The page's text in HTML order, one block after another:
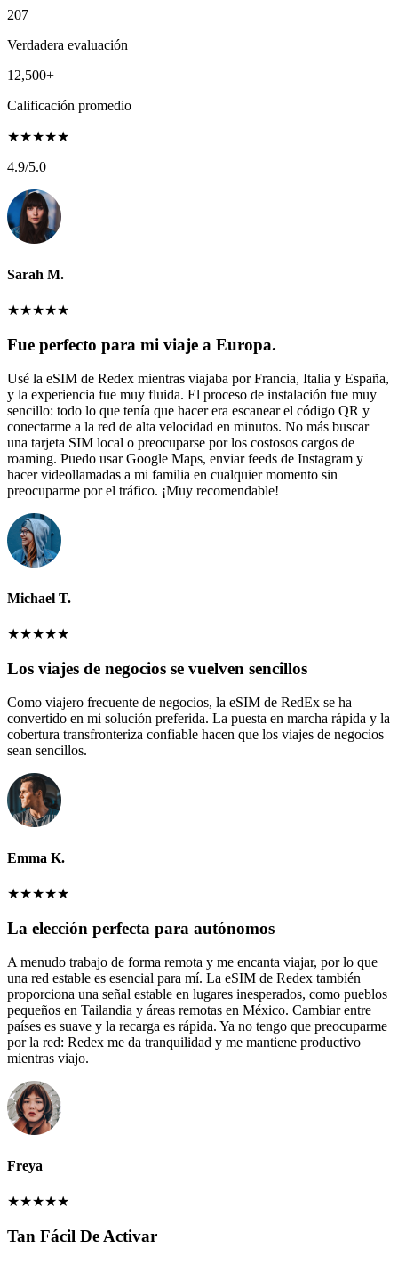
207
Verdadera evaluación
12,500+
Calificación promedio
★★★★★
4.9/5.0
Sarah M.
★★★★★
Fue perfecto para mi viaje a Europa.
Usé la eSIM de Redex mientras viajaba por Francia, Italia y España,
y la experiencia fue muy fluida. El proceso de instalación fue muy
sencillo: todo lo que tenía que hacer era escanear el código QR y
conectarme a la red de alta velocidad en minutos. No más buscar
una tarjeta SIM local o preocuparse por los costosos cargos de
roaming. Puedo usar Google Maps, enviar feeds de Instagram y
hacer videollamadas a mi familia en cualquier momento sin
preocuparme por el tráfico. ¡Muy recomendable!
Michael T.
★★★★★
Los viajes de negocios se vuelven sencillos
Como viajero frecuente de negocios, la eSIM de RedEx se ha
convertido en mi solución preferida. La puesta en marcha rápida y la
cobertura transfronteriza confiable hacen que los viajes de negocios
sean sencillos.
Emma K.
★★★★★
La elección perfecta para autónomos
A menudo trabajo de forma remota y me encanta viajar, por lo que
una red estable es esencial para mí. La eSIM de Redex también
proporciona una señal estable en lugares inesperados, como pueblos
pequeños en Tailandia y áreas remotas en México. Cambiar entre
países es suave y la recarga es rápida. Ya no tengo que preocuparme
por la red: Redex me da tranquilidad y me mantiene productivo
mientras viajo.
Freya
★★★★★
Tan Fácil De Activar